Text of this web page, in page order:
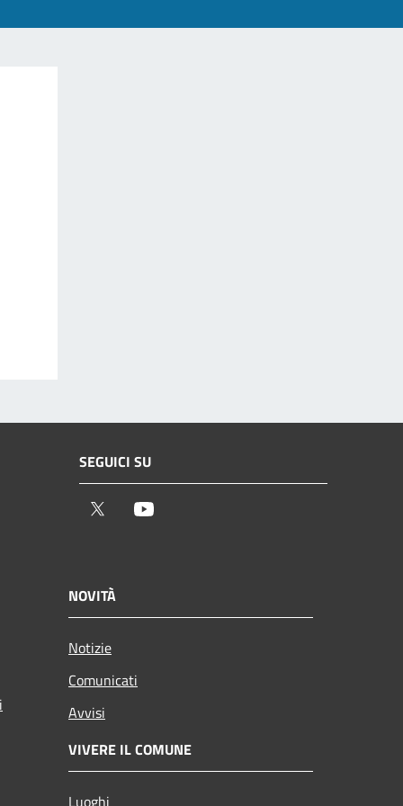
SEGUICI SU
Twitter
NOVITÀ
Notizie
Comunicati
Avvisi
VIVERE IL COMUNE
Luoghi